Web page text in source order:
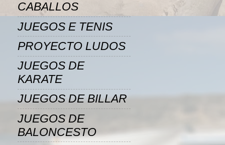
CABALLOS
JUEGOS E TENIS
PROYECTO LUDOS
JUEGOS DE
KARATE
JUEGOS DE BILLAR
JUEGOS DE
BALONCESTO